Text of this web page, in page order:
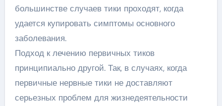
большинстве случаев тики проходят, когда
удается купировать симптомы основного
заболевания.
Подход к лечению первичных тиков
принципиально другой. Так, в случаях, когда
первичные нервные тики не доставляют
серьезных проблем для жизнедеятельности